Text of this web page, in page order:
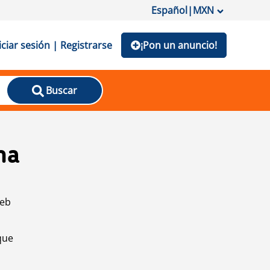
Español|MXN
sesión | Registrarse ¡Pon un anuncio!
Buscar